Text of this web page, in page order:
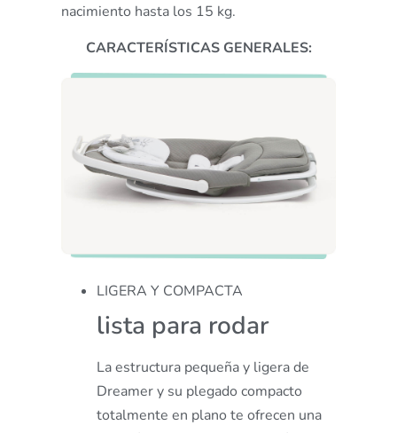
nacimiento hasta los 15 kg.
CARACTERÍSTICAS GENERALES:
LIGERA Y COMPACTA
lista para rodar
La estructura pequeña y ligera de
Dreamer y su plegado compacto
totalmente en plano te ofrecen una